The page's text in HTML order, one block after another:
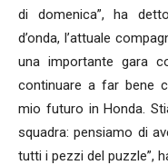
di domenica”, ha
d’onda, l’attuale
una importante gara
continuare a far bene
mio futuro in Honda.
squadra: pensiamo di
tutti i pezzi del puzzle”,